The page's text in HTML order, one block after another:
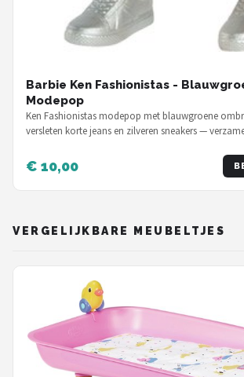
Barbie Ken Fashionistas -
Modepop
Ken Fashionistas modepop met blauwgroene
versleten korte jeans en zilveren sneakers —
€ 10,00
VERGELIJKBARE MEUBELTJES